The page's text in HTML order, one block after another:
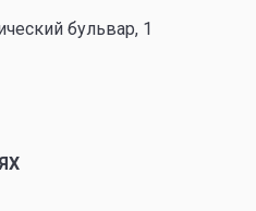
бульвар, 1